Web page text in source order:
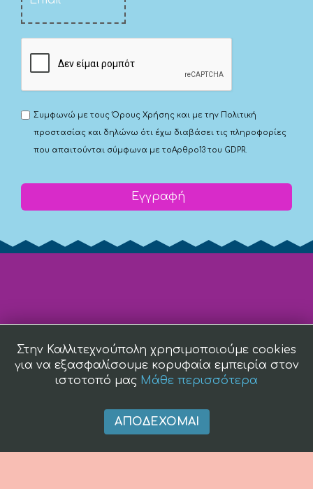
Συμφωνώ με τουςΌρους Χρήσης και με την Πολιτική
προστασίας και δηλώνω ότι έχω διαβάσει τις πληροφορίες
που απαιτούνται σύμφωνα με τοΑρθρο13 του GDPR.
Εγγραφή
Στην Καλλιτεχνούπολη χρησιμοποιούμε cookies
για να εξασφαλίσουμε κορυφαία εμπειρία στον
ιστοτοπό μας Μάθε περισσότερα
ΑΠΟΔΈΧΟΜΑΙ